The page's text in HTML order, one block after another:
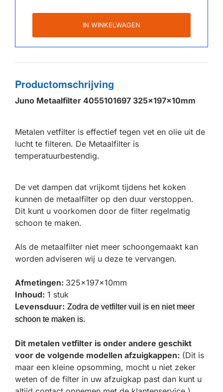
IN WINKELWAGEN
Productomschrijving
Juno Metaalfilter 4055101697 325x197x10mm
Metalen vetfilter is effectief tegen vet en olie uit de
lucht te filteren. De Metaalfilter is
temperatuurbestendig.
De vet dampen dat vrijkomt tijdens het koken
kunnen de metaalfilter op den duur verstoppen.
Dit kunt u voorkomen door de filter regelmatig
schoon te maken.
Als de metaalfilter niet meer schoongemaakt kan
worden adviseren wij u deze te vervangen.
Afmetingen: 325x197x10mm
Inhoud: 1 stuk
Levensduur: Zodra de vetfilter vuil is en niet meer
schoon te maken is.
Dit metalen vetfilter is onder andere geschikt
voor de volgende modellen afzuigkappen: (Dit is
maar een kleine opsomming, mocht u niet zeker
weten of de filter in uw afzuigkap past dan kunt u